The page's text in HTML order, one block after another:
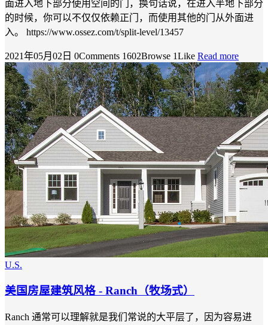
面进入地下部分使用空间的门，换句话说，在进入半地下部分
的时候，你可以不仅仅依赖正门，而使用其他的门从外面进
入。 https://www.ossez.com/t/split-level/13457
2021年05月02日 0Comments 1602Browse 1Like Read more
U.S.
美国房屋建筑风格 - Ranch（牧场式）
Ranch 通常可以理解就是我们常说的大平层了，因为容易进